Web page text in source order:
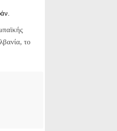
το